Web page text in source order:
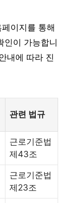
이지를 통해
인이 가능합니
내에 따라 진
관련 법규
근로기준법
제43조
근로기준법
제23조